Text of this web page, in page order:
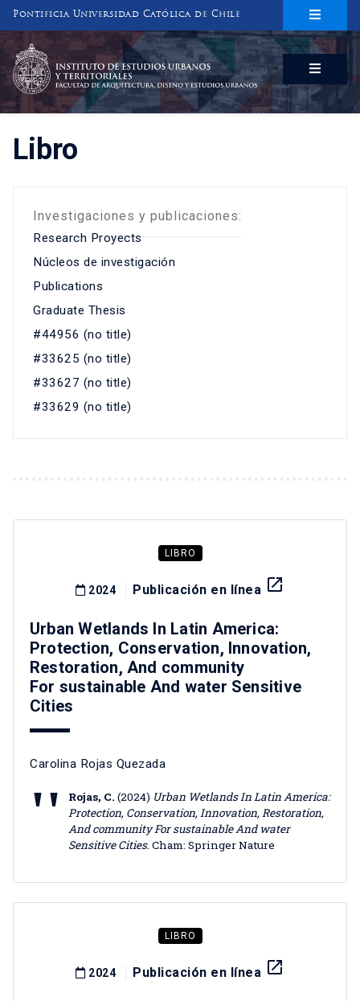
Pontificia Universidad Católica de Chile
INSTITUTO DE ESTUDIOS URBANOS
Y TERRITORIALES
FACULTAD DE ARQUITECTURA, DISEÑO Y ESTUDIOS URBANOS
Libro
Investigaciones y publicaciones:
Research Proyects
Núcleos de investigación
Publications
Graduate Thesis
#44956 (no title)
#33625 (no title)
#33627 (no title)
#33629 (no title)
LIBRO
2024 Publicación en línea launch
Urban Wetlands In Latin America:
Protection, Conservation, Innovation,
Restoration, And community
For sustainable And water Sensitive
Cities
Carolina Rojas Quezada
Rojas, C. (2024) Urban Wetlands In Latin America:
Protection, Conservation, Innovation, Restoration,
And community For sustainable And water
Sensitive Cities. Cham: Springer Nature
LIBRO
2024 Publicación en línea launch